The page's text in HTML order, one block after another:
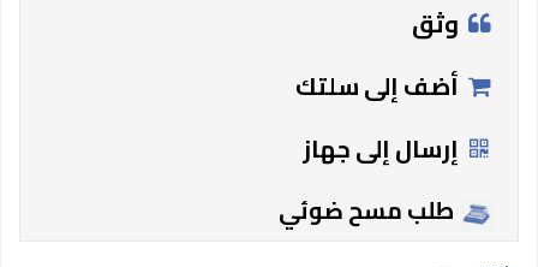
وثق
أضف إلى سلتك
إرسال إلى جهاز
طلب مسح ضوئي